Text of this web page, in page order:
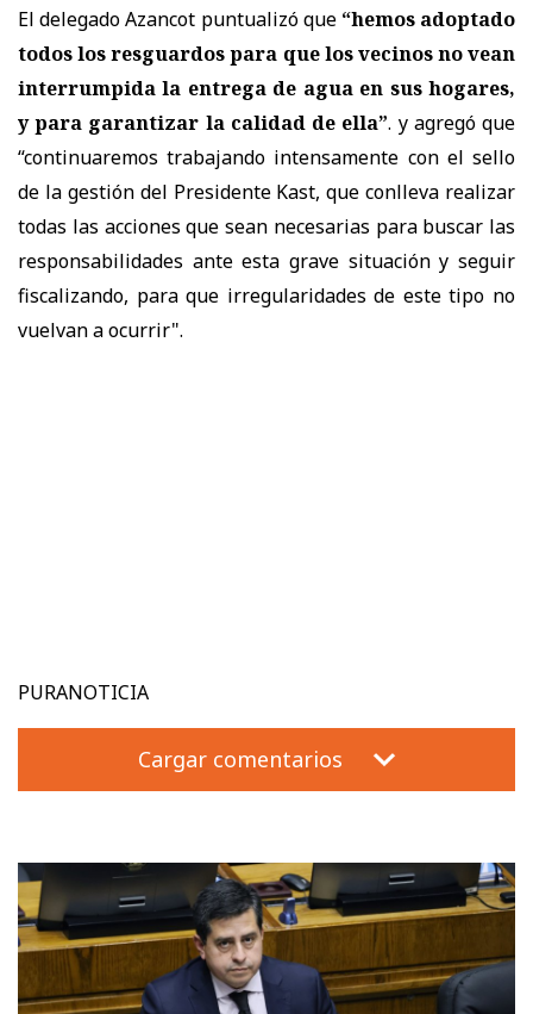
El delegado Azancot puntualizó que “hemos adoptado
todos los resguardos para que los vecinos no vean
interrumpida la entrega de agua en sus hogares,
y para garantizar la calidad de ella”. y agregó que
“continuaremos trabajando intensamente con el sello
de la gestión del Presidente Kast, que conlleva realizar
todas las acciones que sean necesarias para buscar las
responsabilidades ante esta grave situación y seguir
fiscalizando, para que irregularidades de este tipo no
vuelvan a ocurrir".
PURANOTICIA
Cargar comentarios